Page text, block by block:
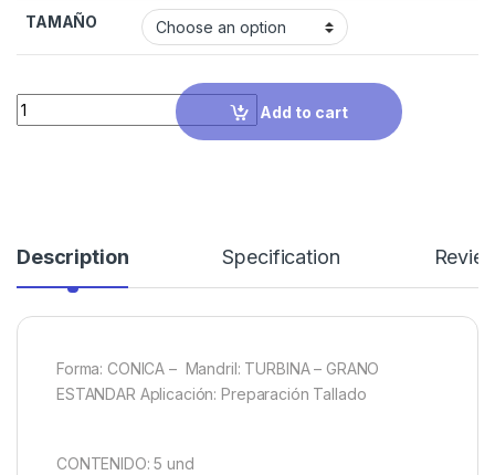
TAMAÑO
Quantity
Add to cart
Description Specification
Forma: CONICA – Mandril: TURBINA – GRANO
ESTANDAR Aplicación: Preparación Tallado
CONTENIDO: 5 und